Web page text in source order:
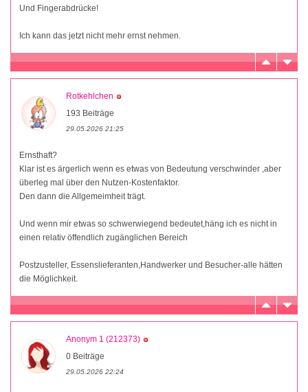
Und Fingerabdrücke!
Ich kann das jetzt nicht mehr ernst nehmen.
Rotkehlchen
193 Beiträge
29.05.2026 21:25
Ernsthaft?
Klar ist es ärgerlich wenn es etwas von Bedeutung verschwinder ,aber
überleg mal über den Nutzen-Kostenfaktor.
Den dann die Allgemeimheit trägt.
Und wenn mir etwas so schwerwiegend bedeutet,häng ich es nicht in
einen relativ öffendlich zugänglichen Bereich
Postzusteller, Essenslieferanten,Handwerker und Besucher-alle hätten
die Möglichkeit.
Anonym 1 (212373)
0 Beiträge
29.05.2026 22:24